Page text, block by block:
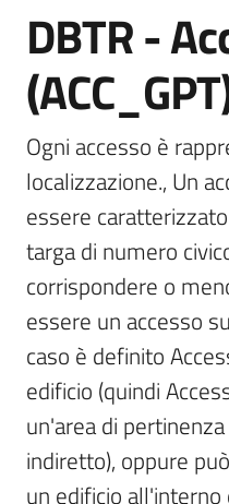
Visualizza
dati
on-
Scarica
i
dati
Approfondimenti
Archivio
cartografico
Salta al contenuto
DBTR -
Ogni accesso è
localizzazione., Un
essere
targa di numero
corrispondere o
essere un accesso
caso è definito
edificio (quindi
un'area di
indiretto), oppure
un edificio